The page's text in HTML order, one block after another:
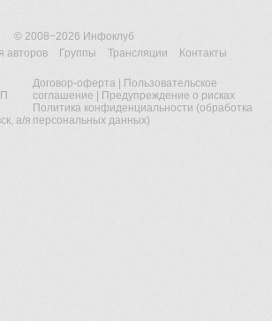
© 2008−2026 Инфоклуб
авторов Группы Трансляции Контакты
а/я
Договор-оферта
Пользовательское
соглашение
Предупреждение о рисках
Политика конфиденциальности (обработка
персональных данных)